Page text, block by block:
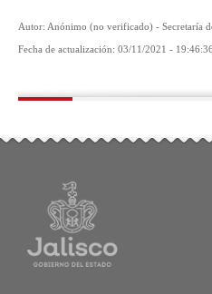
Autor: Anónimo (no verificado) - Secretaría
Fecha de actualización: 03/11/2021 - 19:46:36